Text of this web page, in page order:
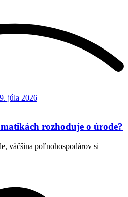
júla 2026
rozhoduje o úrode?
väčšina poľnohospodárov si